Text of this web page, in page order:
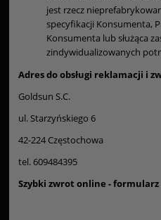
jest rzecz
specyfikacji Konsumenta,
Konsumenta lub służąca
zindywidualizowanych
Adres do obsługi reklamacji i
Goldsun S.C.
ul. Starzyńskiego 6
42-224 Częstochowa
tel. 609484395
Szybki zwrot online - formularz